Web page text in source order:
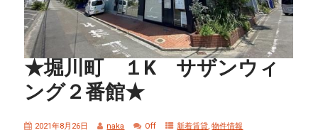
★堀川町 １K サザンウィ
ング２番館★
2021年8月26日 naka Off 新着賃貸,物件情報